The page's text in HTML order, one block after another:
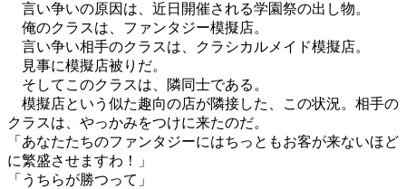
言い争いの原因は、近日開催される学園祭の出し物。
俺のクラスは、ファンタジー模擬店。
言い争い相手のクラスは、クラシカルメイド模擬店。
見事に模擬店被りだ。
そしてこのクラスは、隣同士である。
模擬店という似た趣向の店が隣接した、この状況。相手の
クラスは、やっかみをつけに来たのだ。
「あなたたちのファンタジーにはちっともお客が来ないほど
に繁盛させますわ！」
「うちらが勝つって」